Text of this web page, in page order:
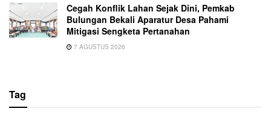
Cegah Konflik Lahan Sejak Dini, Pemkab
Bulungan Bekali Aparatur Desa Pahami
Mitigasi Sengketa Pertanahan
7 AGUSTUS 2026
Tag